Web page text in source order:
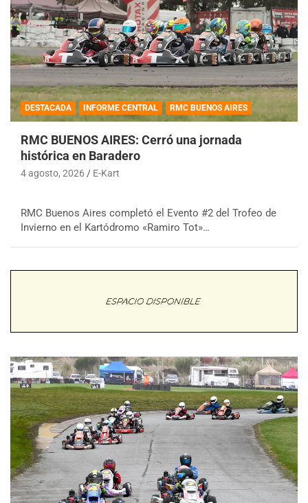
DESTACADA INFORME CENTRAL RMC BUENOS AIRES
RMC BUENOS AIRES: Cerró una jornada
histórica en Baradero
4 agosto, 2026 E-Kart
RMC Buenos Aires completó el Evento #2 del Trofeo de
Invierno en el Kartódromo «Ramiro Tot»…